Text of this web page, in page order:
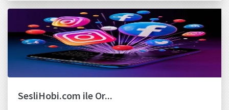
SesliHobi.com ile Or...